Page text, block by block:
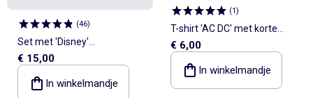
(46)
Set met 'Disney'
shortjumpsuit en buckethat
€ 15,00
In winkelmandje
(1)
T-shirt 'AC DC' met korte
mouwen
€ 6,00
In winkelmandje